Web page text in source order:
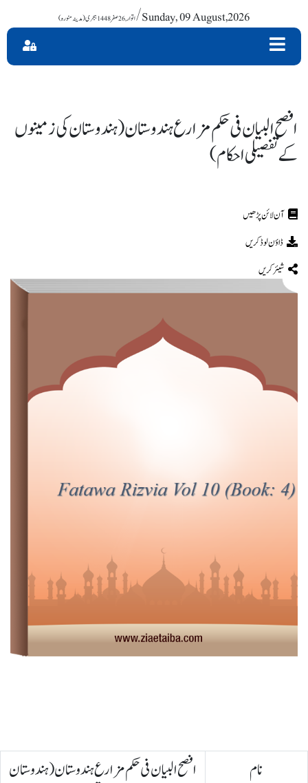
اتوار , 26 صفر 1448 ہجری (مدینہ منورہ)/ Sunday, 09 August,2026
افصح البیان فی حکم مزارع ہندوستان (ہندوستان کی زمینوں
کے تفصیلی احکام )
ڈاؤن لوڈ کریں
شیئر کریں
افصح البیان فی حکم مزارع ہندوستان (ہندوستان
نام